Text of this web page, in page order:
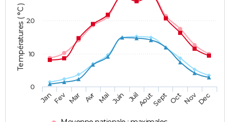
Températures ( °C )
JanFev Mar Avr Mai Juin JuilAoutSept OctNovDec
0
10
20